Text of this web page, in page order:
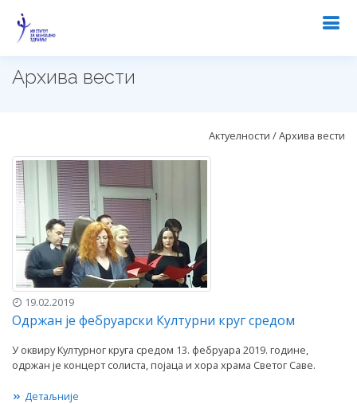
Архива вести
Актуелности / Архива вести
19.02.2019
Одржан је фебруарски Културни круг средом
У оквиру Културног круга средом 13. фебруара 2019. године,
одржан је концерт солиста, појаца и хора храма Светог Саве.
Детаљније